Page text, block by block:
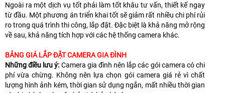
Ngoài ra một dịch vụ tốt phải làm tốt khâu tư vấn, thiết kế ngay
từ đầu. Một phương án triển khai tốt sẽ giảm rất nhiều chi phí rủi
ro trong quá trình thi công, lắp đặt. Đặc biệt là khả năng mở rộng
về sau, khả năng tích hợp với các hệ thống camera khác.
BẢNG GIÁ LẮP ĐẶT CAMERA GIA ĐÌNH
Những điều lưu ý: Camera gia đình nên lắp các gói camera có chi
phí vừa chừng. Không nên lựa chọn gói camera giá rẻ vì chất
lượng hình ảnh kém, thời gian sử dụng ngắn, mất nhiều thời gian